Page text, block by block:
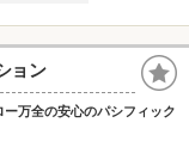
ョン
万全の安心のパシフィック